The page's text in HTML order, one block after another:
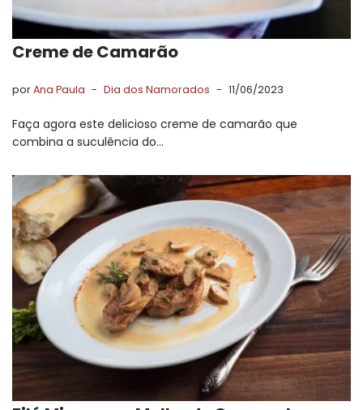
Creme de Camarão
porAna Paula Dia dos Namorados 11/06/2023
Faça agora este delicioso creme de camarão que
combina a suculência do…